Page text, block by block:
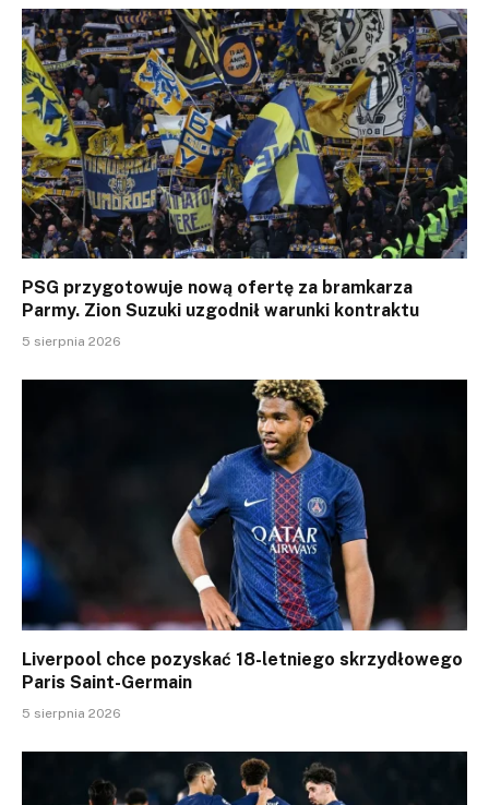
PSG przygotowuje nową ofertę za bramkarza
Parmy. Zion Suzuki uzgodnił warunki kontraktu
5 sierpnia 2026
Liverpool chce pozyskać 18-letniego skrzydłowego
Paris Saint-Germain
5 sierpnia 2026